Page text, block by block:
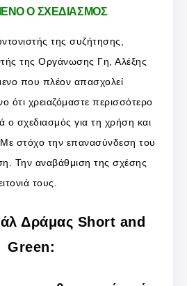
Ο ΣΧΕΔΙΑΣΜΟΣ
της συζήτησης,
της Οργάνωσης Γη, Αλέξης
που πλέον απασχολεί
ότι χρειαζόμαστε περισσότερο
ο σχεδιασμός για τη χρήση και
στόχο την επανασύνδεση του
Την αναβάθμιση της σχέσης
τους.
Δράμας Short and
Green: